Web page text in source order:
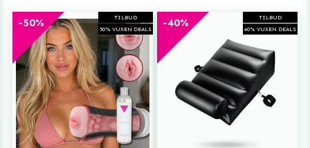
TILBUD
50% VUXEN DEALS
-50%
TILBUD
40% VUXEN DEALS
-40%